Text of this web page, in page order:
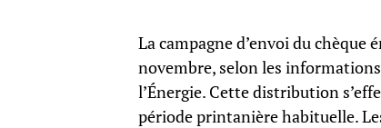
La campagne d’envoi du chèque
novembre, selon les
l’Énergie. Cette distribution
période printanière habituelle.